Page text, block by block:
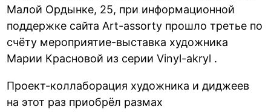
Малой Ордынке, 25, при информационной
поддержке сайта Art-assorty прошло третье по
счёту мероприятие-выставка художника
Марии Красновой из серии Vinyl-akryl .
Проект-коллаборация художника и диджеев
на этот раз приобрёл размах